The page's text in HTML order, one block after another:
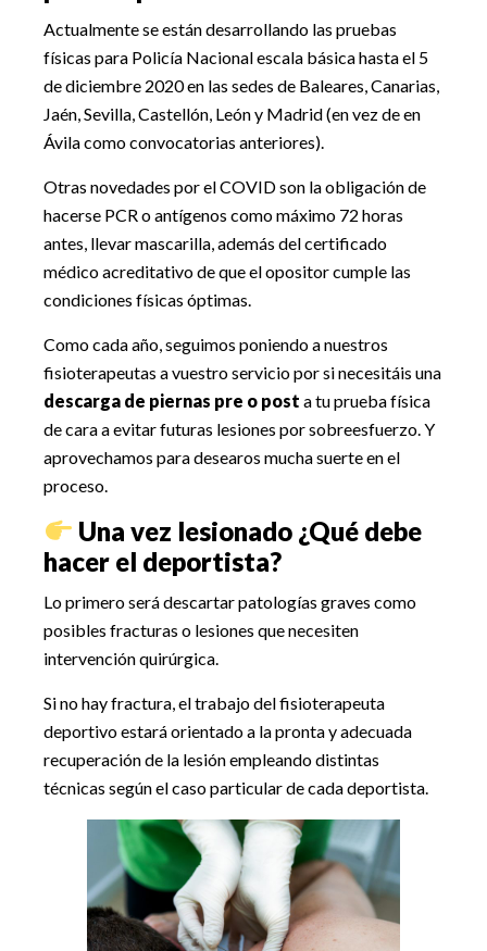
Actualmente se están desarrollando las pruebas
físicas para Policía Nacional escala básica hasta el 5
de diciembre 2020 en las sedes de Baleares, Canarias,
Jaén, Sevilla, Castellón, León y Madrid (en vez de en
Ávila como convocatorias anteriores).
Otras novedades por el COVID son la obligación de
hacerse PCR o antígenos como máximo 72 horas
antes, llevar mascarilla, además del certificado
médico acreditativo de que el opositor cumple las
condiciones físicas óptimas.
Como cada año, seguimos poniendo a nuestros
fisioterapeutas a vuestro servicio por si necesitáis una
descarga de piernas pre o post a tu prueba física
de cara a evitar futuras lesiones por sobreesfuerzo. Y
aprovechamos para desearos mucha suerte en el
proceso.
Una vez lesionado ¿Qué debe
hacer el deportista?
Lo primero será descartar patologías graves como
posibles fracturas o lesiones que necesiten
intervención quirúrgica.
Si no hay fractura, el trabajo del fisioterapeuta
deportivo estará orientado a la pronta y adecuada
recuperación de la lesión empleando distintas
técnicas según el caso particular de cada deportista.